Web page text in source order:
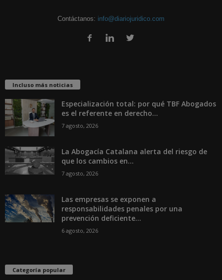
Contáctanos: info@diariojuridico.com
Incluso más noticias
Especialización total: por qué TBF Abogados
es el referente en derecho...
7 agosto, 2026
La Abogacía Catalana alerta del riesgo de
que los cambios en...
7 agosto, 2026
Las empresas se exponen a
responsabilidades penales por una
prevención deficiente...
6 agosto, 2026
Categoría popular